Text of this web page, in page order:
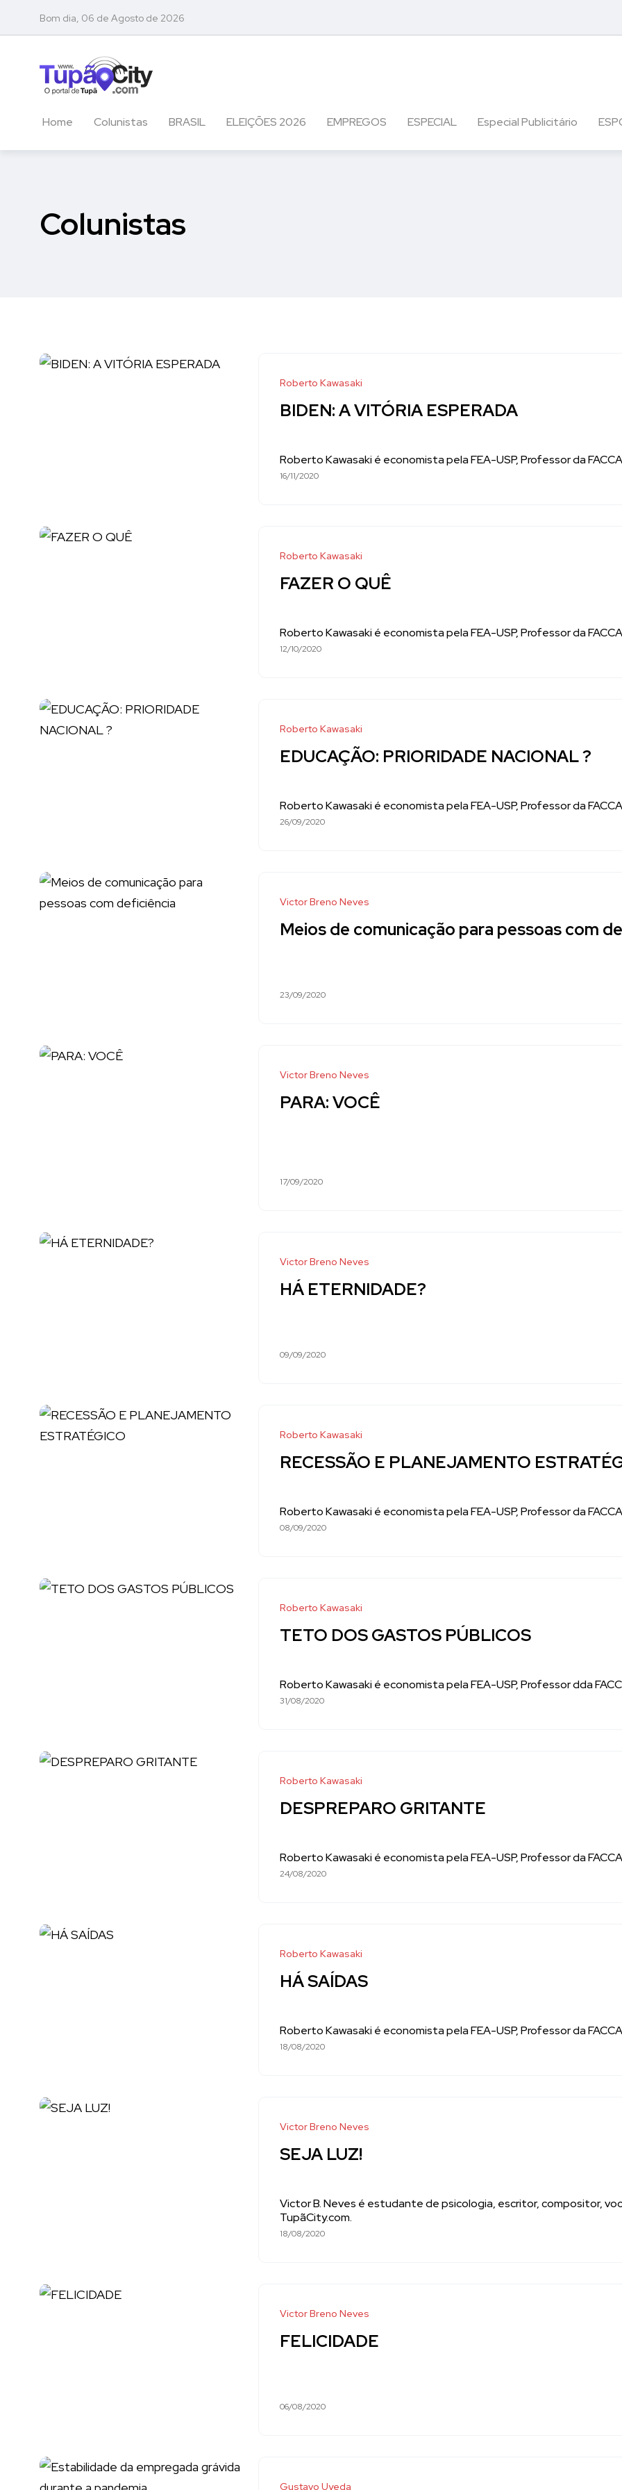
Bom dia, 06 de Agosto de 2026
Home Colunistas BRASIL ELEIÇÕES 2026 EMPREGOS ESPECIAL Especial Publicitário
Colunistas
Roberto Kawasaki
BIDEN: A VITÓRIA ESPERADA
Roberto Kawasaki é economista pela FEA-USP, Professor da
16/11/2020
Roberto Kawasaki
FAZER O QUÊ
Roberto Kawasaki é economista pela FEA-USP, Professor da
12/10/2020
Roberto Kawasaki
EDUCAÇÃO: PRIORIDADE NACIONAL ?
Roberto Kawasaki é economista pela FEA-USP, Professor da
26/09/2020
Victor Breno Neves
Meios de comunicação para pessoas com
23/09/2020
Victor Breno Neves
PARA: VOCÊ
17/09/2020
Victor Breno Neves
HÁ ETERNIDADE?
09/09/2020
Roberto Kawasaki
RECESSÃO E PLANEJAMENTO
Roberto Kawasaki é economista pela FEA-USP, Professor da
08/09/2020
Roberto Kawasaki
TETO DOS GASTOS PÚBLICOS
Roberto Kawasaki é economista pela FEA-USP, Professor dda
31/08/2020
Roberto Kawasaki
DESPREPARO GRITANTE
Roberto Kawasaki é economista pela FEA-USP, Professor da
24/08/2020
Roberto Kawasaki
HÁ SAÍDAS
Roberto Kawasaki é economista pela FEA-USP, Professor da
18/08/2020
Victor Breno Neves
SEJA LUZ!
Victor B. Neves é estudante de psicologia, escritor, compositor,
TupãCity.com.
18/08/2020
Victor Breno Neves
FELICIDADE
06/08/2020
Gustavo Uyeda